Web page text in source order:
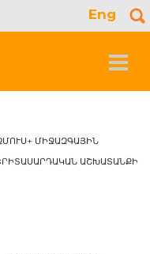
Eng
Toggle
ՄԻՋԱԶԳԱՅԻՆ
ԱՇԽԱՏԱՆՔԻ